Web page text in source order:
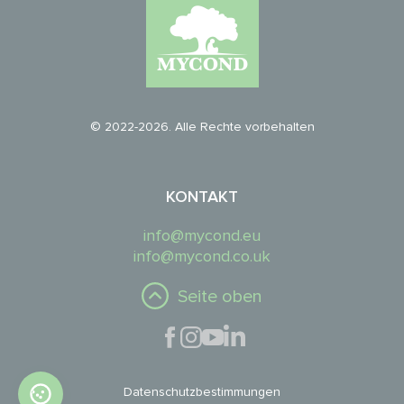
© 2022-2026. Alle Rechte vorbehalten
KONTAKT
info@mycond.eu
info@mycond.co.uk
Seite oben
Datenschutzbestimmungen